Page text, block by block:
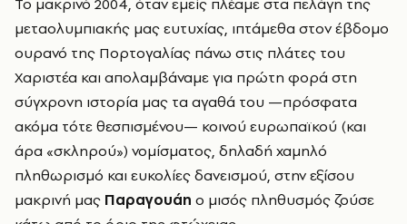
μεταολυμπιακής μας ευτυχίας, ιπτάμεθα στον έβδομο
ουρανό της Πορτογαλίας πάνω στις πλάτες του
Χαριστέα και απολαμβάναμε για πρώτη φορά στη
σύγχρονη ιστορία μας τα αγαθά του —πρόσφατα
ακόμα τότε θεσπισμένου— κοινού ευρωπαϊκού (και
άρα «σκληρού») νομίσματος, δηλαδή χαμηλό
πληθωρισμό και ευκολίες δανεισμού, στην εξίσου
μακρινή μας Παραγουάη ο μισός πληθυσμός ζούσε